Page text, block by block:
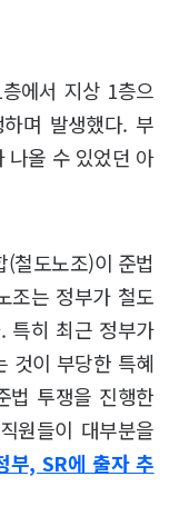
에서 지상 1층으
며 발생했다. 부
나올 수 있었던 아
철도노조)이 준법
조는 정부가 철도
특히 최근 정부가
것이 부당한 특혜
법 투쟁을 진행한
원들이 대부분을
부, SR에 출자 추